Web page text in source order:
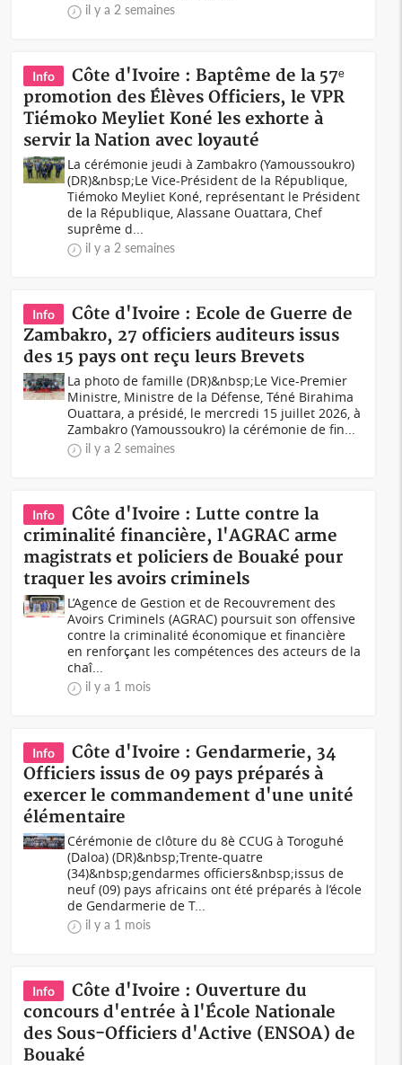
il y a 2 semaines
Info
Côte d'Ivoire : Baptême de la 57ᵉ
promotion des Élèves Officiers, le VPR
Tiémoko Meyliet Koné les exhorte à
servir la Nation avec loyauté
La cérémonie jeudi à Zambakro (Yamoussoukro)
(DR)&nbsp;Le Vice-Président de la République,
Tiémoko Meyliet Koné, représentant le Président
de la République, Alassane Ouattara, Chef
suprême d...
il y a 2 semaines
Info
Côte d'Ivoire : Ecole de Guerre de
Zambakro, 27 officiers auditeurs issus
des 15 pays ont reçu leurs Brevets
La photo de famille (DR)&nbsp;Le Vice-Premier
Ministre, Ministre de la Défense, Téné Birahima
Ouattara, a présidé, le mercredi 15 juillet 2026, à
Zambakro (Yamoussoukro) la cérémonie de fin...
il y a 2 semaines
Info
Côte d'Ivoire : Lutte contre la
criminalité financière, l'AGRAC arme
magistrats et policiers de Bouaké pour
traquer les avoirs criminels
L’Agence de Gestion et de Recouvrement des
Avoirs Criminels (AGRAC) poursuit son offensive
contre la criminalité économique et financière
en renforçant les compétences des acteurs de la
chaî...
il y a 1 mois
Info
Côte d'Ivoire : Gendarmerie, 34
Officiers issus de 09 pays préparés à
exercer le commandement d'une unité
élémentaire
Cérémonie de clôture du 8è CCUG à Toroguhé
(Daloa) (DR)&nbsp;Trente-quatre
(34)&nbsp;gendarmes officiers&nbsp;issus de
neuf (09) pays africains ont été préparés à l’école
de Gendarmerie de T...
il y a 1 mois
Info
Côte d'Ivoire : Ouverture du
concours d'entrée à l'École Nationale
des Sous-Officiers d'Active (ENSOA) de
Bouaké